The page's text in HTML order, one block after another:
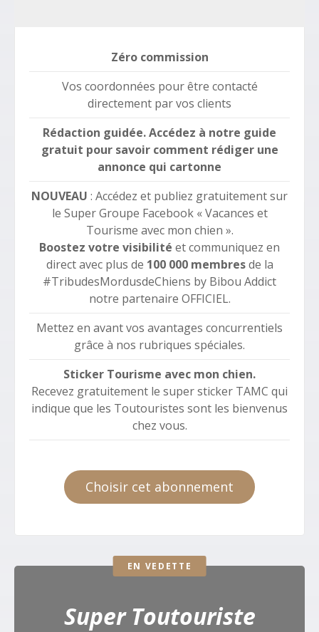
Zéro commission
Vos coordonnées pour être contacté
directement par vos clients
Rédaction guidée. Accédez à notre guide
gratuit pour savoir comment rédiger une
annonce qui cartonne
NOUVEAU : Accédez et publiez gratuitement sur
le Super Groupe Facebook « Vacances et
Tourisme avec mon chien ».
Boostez votre visibilité et communiquez en
direct avec plus de 100 000 membresde la
#TribudesMordusdeChiens by Bibou Addict
notre partenaire OFFICIEL.
Mettez en avant vos avantages concurrentiels
grâce à nos rubriques spéciales.
Sticker Tourisme avec mon chien.
Recevez gratuitement le super sticker TAMC qui
indique que les Toutouristes sont les bienvenus
chez vous.
Choisir cet abonnement
EN VEDETTE
Super Toutouriste